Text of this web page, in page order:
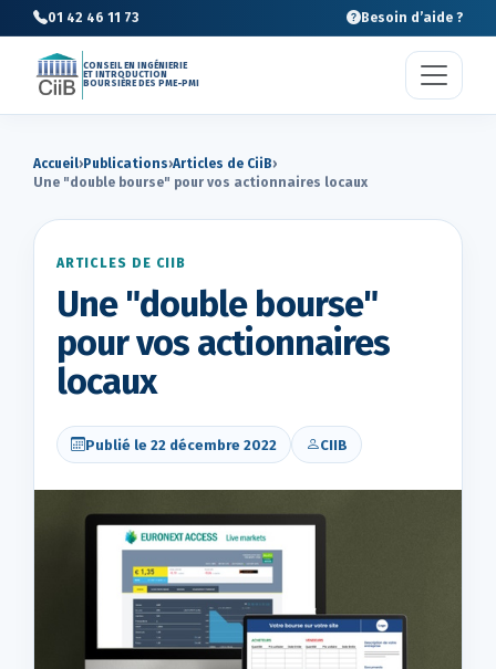
01 42 46 11 73 Besoin d’aide ?
CONSEIL EN INGÉNIERIE
ET INTRODUCTION
BOURSIÈRE DES PME-PMI
Accueil› Publications›Articles de CiiB›
Une "double bourse" pour vos actionnaires locaux
ARTICLES DE CIIB
Une "double bourse"
pour vos actionnaires
locaux
Publié le 22 décembre 2022 CIIB